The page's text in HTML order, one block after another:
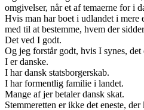
omgivelser, når et af temaerne for i
Hvis man har boet i udlandet i mere
med til at bestemme, hvem der
Det ved I godt.
Og jeg forstår godt, hvis I synes, det
I er danske.
I har dansk statsborgerskab.
I har formentlig familie i landet.
Mange af jer betaler dansk skat.
Stemmeretten er ikke det eneste,